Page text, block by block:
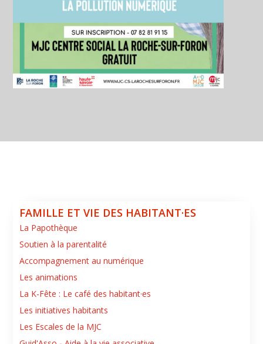
FAMILLE ET VIE DES HABITANT·ES
La Papothèque
Soutien à la parentalité
Accompagnement au numérique
Les animations
La K-Fête : Le café des habitant·es
Les initiatives habitants
Les Escales de la MJC